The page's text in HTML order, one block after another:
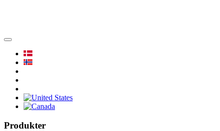
Produkter